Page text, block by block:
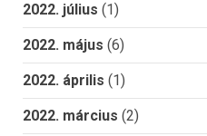
2022. július (1)
2022. május (6)
2022. április (1)
2022. március (2)